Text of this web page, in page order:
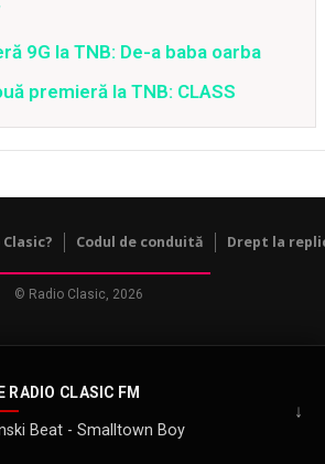
RADIO CLASIC FM
Beat - Smalltown Boy
↓
9G la TNB: De-a baba oarba
premieră la TNB: CLASS
Codul de conduită Drept la
© Radio Clasic, 2026